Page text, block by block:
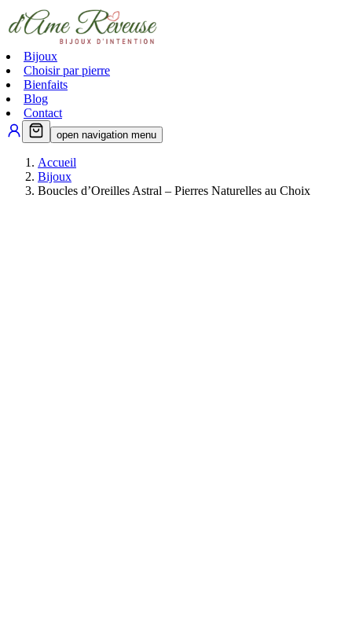
Bijoux
Choisir par pierre
Bienfaits
Blog
Contact
open navigation menu
Accueil
Bijoux
Boucles d’Oreilles Astral – Pierres Naturelles au Choix